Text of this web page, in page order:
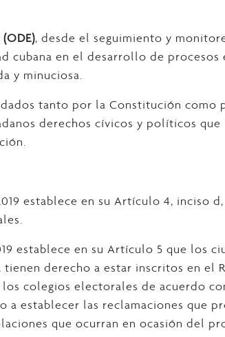
(ODE), desde el seguimiento y
cubana en el desarrollo de procesos
y minuciosa.
tanto por la Constitución como
derechos cívicos y políticos
establece en su Artículo 4, inciso
establece en su Artículo 5 que los
derecho a estar inscritos en el
colegios electorales de acuerdo
a establecer las reclamaciones que
que ocurran en ocasión del